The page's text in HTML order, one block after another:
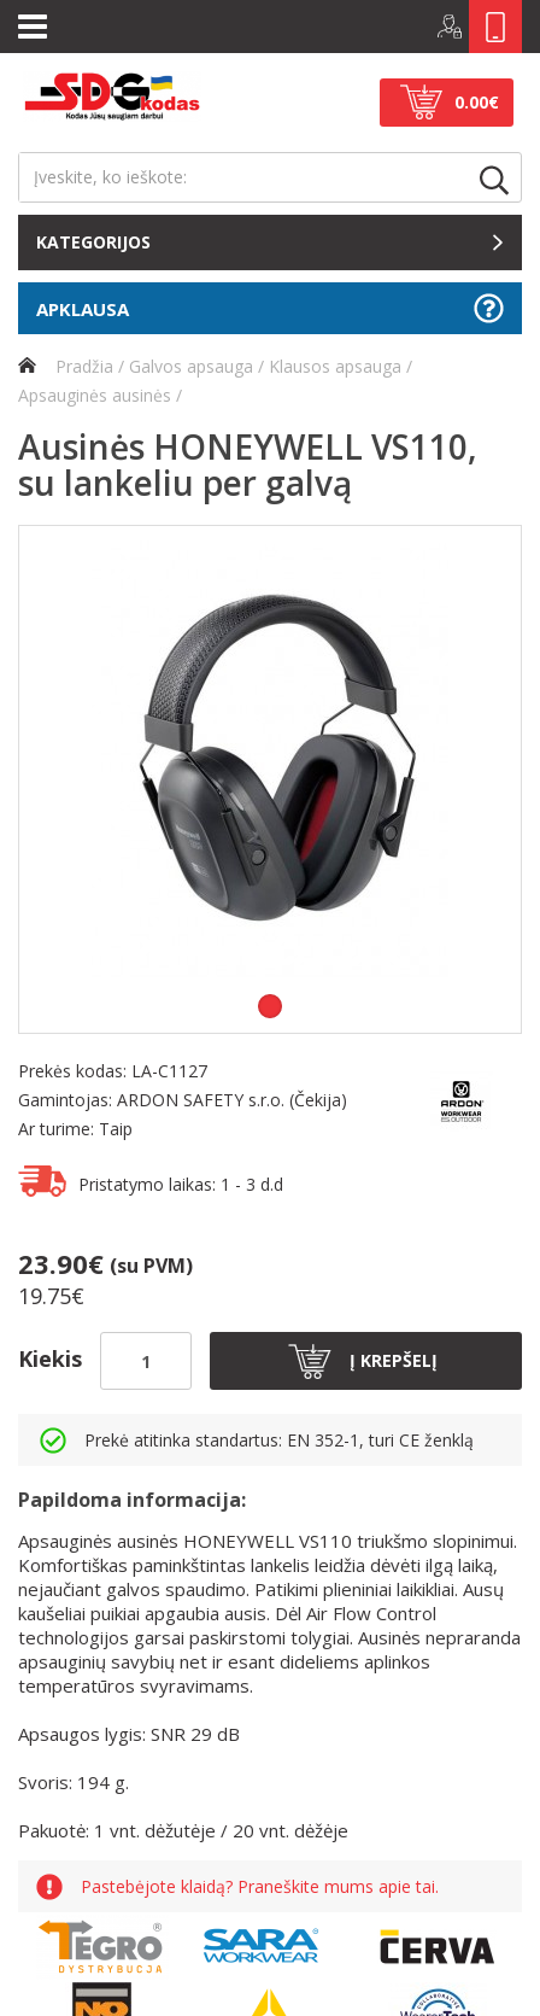
0.00€
KATEGORIJOS
APKLAUSA
Pradžia Galvos apsauga
Klausos apsauga
Apsauginės ausinės
Ausinės HONEYWELL VS110,
su lankeliu per galvą
Prekės kodas: LA-C1127
Gamintojas: ARDON SAFETY s.r.o. (Čekija)
Ar turime: Taip
Pristatymo laikas: 1 - 3 d.d
23.90€ (su PVM)
19.75€
Kiekis Į KREPŠELĮ
Prekė atitinka standartus: EN 352-1, turi CE ženklą
Papildoma informacija:
Apsauginės ausinės HONEYWELL VS110 triukšmo slopinimui.
Komfortiškas paminkštintas lankelis leidžia dėvėti ilgą laiką,
nejaučiant galvos spaudimo. Patikimi plieniniai laikikliai. Ausų
kaušeliai puikiai apgaubia ausis. Dėl Air Flow Control
technologijos garsai paskirstomi tolygiai. Ausinės nepraranda
apsauginių savybių net ir esant dideliems aplinkos
temperatūros svyravimams.
Apsaugos lygis: SNR 29 dB
Svoris: 194 g.
Pakuotė: 1 vnt. dėžutėje / 20 vnt. dėžėje
Pastebėjote klaidą? Praneškite mums apie tai.